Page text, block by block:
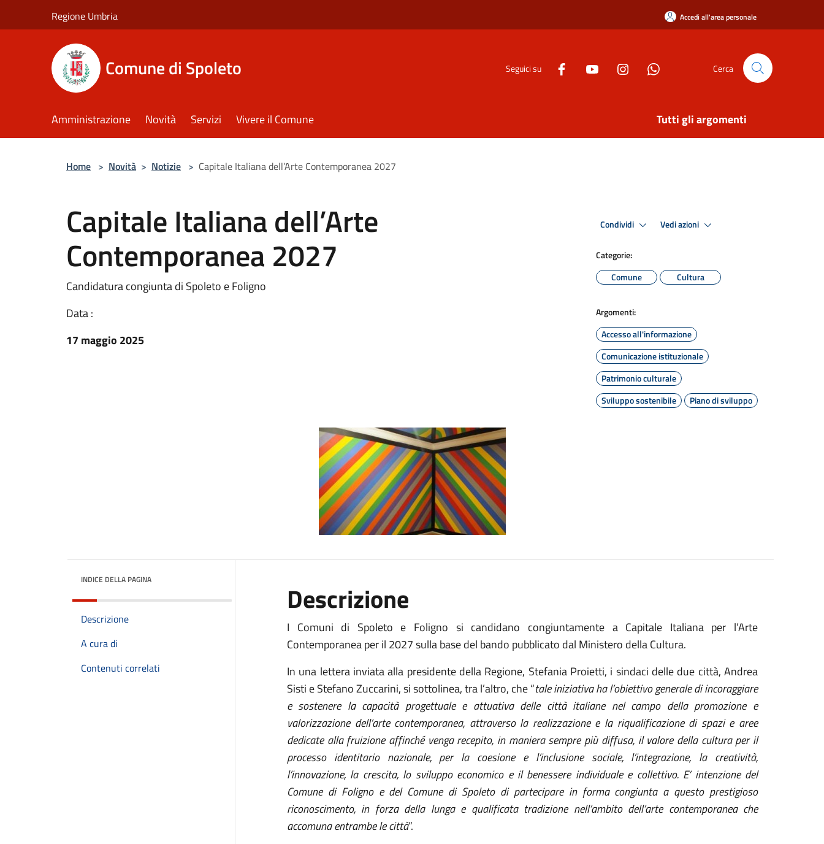
Regione Umbria Accedi all'area personale
Comune di Spoleto Seguici su Cerca
Amministrazione Novità Servizi Vivere il Comune Tutti gli argomenti
Home > Novità > Notizie > Capitale Italiana dell’Arte Contemporanea 2027
Capitale Italiana dell’Arte
Contemporanea 2027
Candidatura congiunta di Spoleto e Foligno
Data :
17 maggio 2025
Condividi Vedi azioni
Categorie:
Comune
Cultura
Argomenti:
Accesso all'informazione
Comunicazione istituzionale
Patrimonio culturale
Sviluppo sostenibile
Piano di sviluppo
INDICE DELLA PAGINA
Descrizione
A cura di
Contenuti correlati
Descrizione
I Comuni di Spoleto e Foligno si candidano congiuntamente a Capitale Italiana per l’Arte
Contemporanea per il 2027 sulla base del bando pubblicato dal Ministero della Cultura.
In una lettera inviata alla presidente della Regione, Stefania Proietti, i sindaci delle due città, Andrea
Sisti e Stefano Zuccarini, si sottolinea, tra l’altro, che “tale iniziativa ha l’obiettivo generale di incoraggiare
e sostenere la capacità progettuale e attuativa delle città italiane nel campo della promozione e
valorizzazione dell’arte contemporanea, attraverso la realizzazione e la riqualificazione di spazi e aree
dedicate alla fruizione affinché venga recepito, in maniera sempre più diffusa, il valore della cultura per il
processo identitario nazionale, per la coesione e l’inclusione sociale, l’integrazione, la creatività,
l’innovazione, la crescita, lo sviluppo economico e il benessere individuale e collettivo. E’ intenzione del
Comune di Foligno e del Comune di Spoleto di partecipare in forma congiunta a questo prestigioso
riconoscimento, in forza della lunga e qualificata tradizione nell’ambito dell’arte contemporanea che
accomuna entrambe le città”.